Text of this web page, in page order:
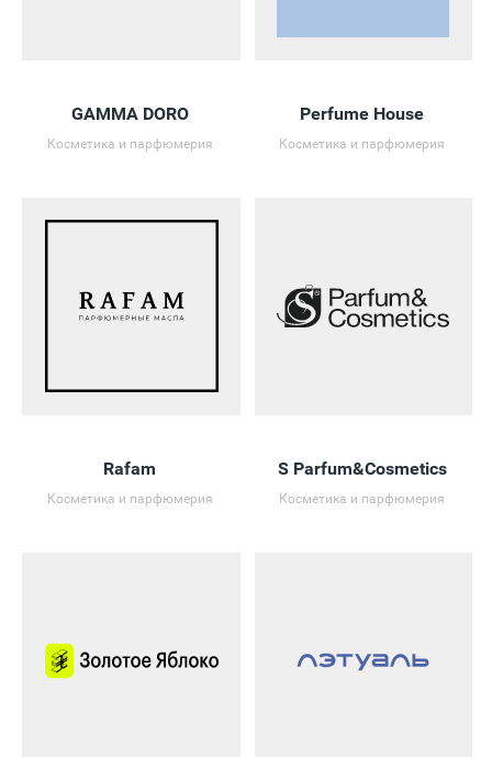
GAMMA DORO
Косметика и парфюмерия
Perfume House
Косметика и парфюмерия
Rafam
Косметика и парфюмерия
S Parfum&Cosmetics
Косметика и парфюмерия